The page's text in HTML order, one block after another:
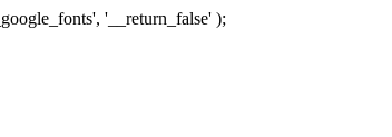
'__return_false' );